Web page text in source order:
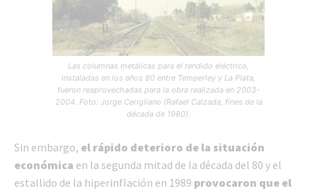
Las columnas metálicas para el tendido eléctrico,
instaladas en los años 80 entre Temperley y La Plata,
fueron reaprovechadas para la obra realizada en 2003-
2004. Foto: Jorge Cerigliano (Rafael Calzada, fines de la
década de 1980).
Sin embargo, el rápido deterioro de la situación
económica en la segunda mitad de la década del 80 y el
estallido de la hiperinflación en 1989 provocaron que el